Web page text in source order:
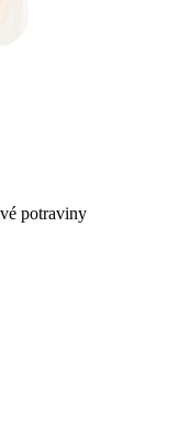
potraviny